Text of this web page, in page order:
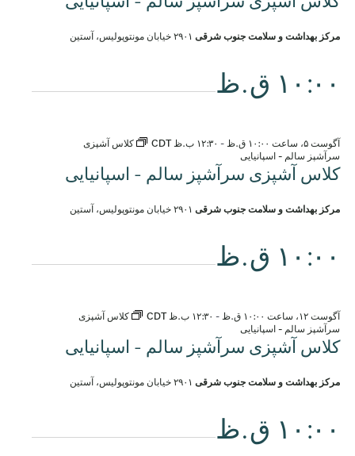
مرکز بهداشت و سلامت جنوب شرقی ۲۹۰۱ خیابان مونتوپولیس، آستین
۱۰:۰۰ ق.ظ
کلاس آشپزی سرآشپز سالم - اسپانیایی
آگوست ۵، ساعت ۱۰:۰۰ ق.ظ - ۱۲:۳۰ ب.ظ CDT
کلاس آشپزی
سرآشپز سالم - اسپانیایی
مرکز بهداشت و سلامت جنوب شرقی ۲۹۰۱ خیابان مونتوپولیس، آستین
۱۰:۰۰ ق.ظ
کلاس آشپزی سرآشپز سالم - اسپانیایی
آگوست ۱۲، ساعت ۱۰:۰۰ ق.ظ - ۱۲:۳۰ ب.ظ CDT
کلاس آشپزی
سرآشپز سالم - اسپانیایی
مرکز بهداشت و سلامت جنوب شرقی ۲۹۰۱ خیابان مونتوپولیس، آستین
۱۰:۰۰ ق.ظ